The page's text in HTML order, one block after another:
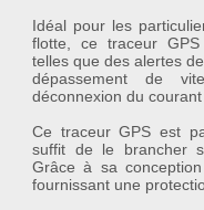
Idéal pour les
flotte, ce traceur
telles que des alertes
dépassement de
déconnexion du
Ce traceur GPS est
suffit de le brancher
Grâce à sa
fournissant une